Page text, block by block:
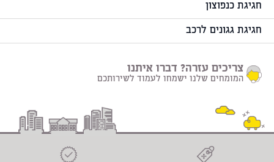
חגיגת כנפוצון
חגיגת גגונים לרכב
צריכים עזרה? דברו איתנו
המומחים שלנו ישמחו לעמוד לשירותכם